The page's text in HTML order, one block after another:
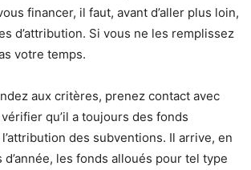
financer, il faut, avant d’aller plus loin,
d’attribution. Si vous ne les remplissez
votre temps.
aux critères, prenez contact avec
qu’il a toujours des fonds
des subventions. Il arrive, en
d’année, les fonds alloués pour tel type